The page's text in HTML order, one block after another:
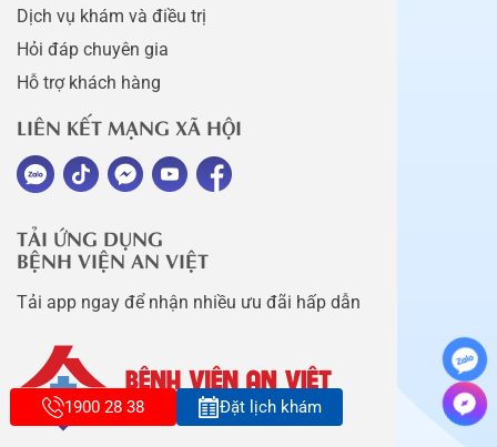
Dịch vụ khám và điều trị
Hỏi đáp chuyên gia
Hỗ trợ khách hàng
LIÊN KẾT MẠNG XÃ HỘI
TẢI ỨNG DỤNG
BỆNH VIỆN AN VIỆT
Tải app ngay để nhận nhiều ưu đãi hấp dẫn
1900 28 38 Đặt lịch khám